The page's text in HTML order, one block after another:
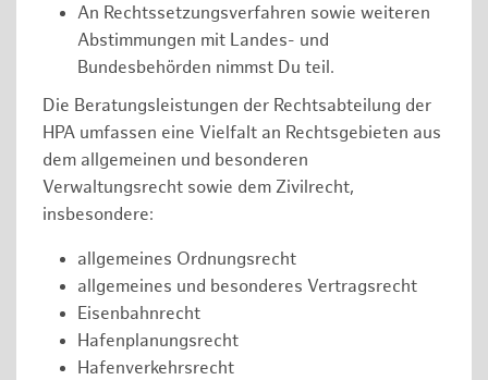
An Rechtssetzungsverfahren sowie weiteren
Abstimmungen mit Landes- und
Bundesbehörden nimmst Du teil.
Die Beratungsleistungen der Rechtsabteilung der
HPA umfassen eine Vielfalt an Rechtsgebieten aus
dem allgemeinen und besonderen
Verwaltungsrecht sowie dem Zivilrecht,
insbesondere:
allgemeines Ordnungsrecht
allgemeines und besonderes Vertragsrecht
Eisenbahnrecht
Hafenplanungsrecht
Hafenverkehrsrecht